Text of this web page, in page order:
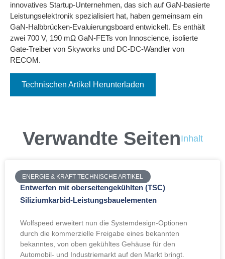
innovatives Startup-Unternehmen, das sich auf GaN-basierte
Leistungselektronik spezialisiert hat, haben gemeinsam ein
GaN-Halbbrücken-Evaluierungsboard entwickelt. Es enthält
zwei 700 V, 190 mΩ GaN-FETs von Innoscience, isolierte
Gate-Treiber von Skyworks und DC-DC-Wandler von
RECOM.
Technischen Artikel Herunterladen
Verwandte SeitenInhalt
ENERGIE & KRAFT TECHNISCHE ARTIKEL
Entwerfen mit oberseitengekühlten (TSC)
Siliziumkarbid-Leistungsbauelementen
Wolfspeed erweitert nun die Systemdesign-Optionen
durch die kommerzielle Freigabe eines bekannten
bekanntes, von oben gekühltes Gehäuse für den
Automobil- und Industriemarkt auf den Markt bringt.